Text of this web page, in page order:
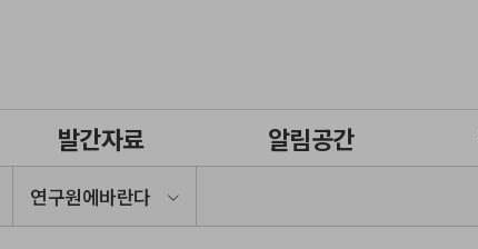
발간자료 알림공간
연구원에바란다